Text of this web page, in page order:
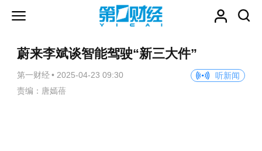
蔚来李斌谈智能驾驶“新三大件”
第一财经 • 2025-04-23 09:30
听新闻
责编：唐嫣蓓